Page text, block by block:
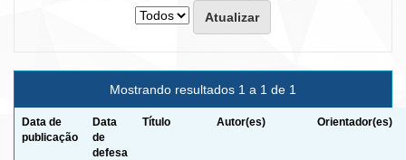
Mostrando resultados 1 a 1 de 1
Data de
publicação
Data
de
defesa
Título Autor(es) Orientador(es)